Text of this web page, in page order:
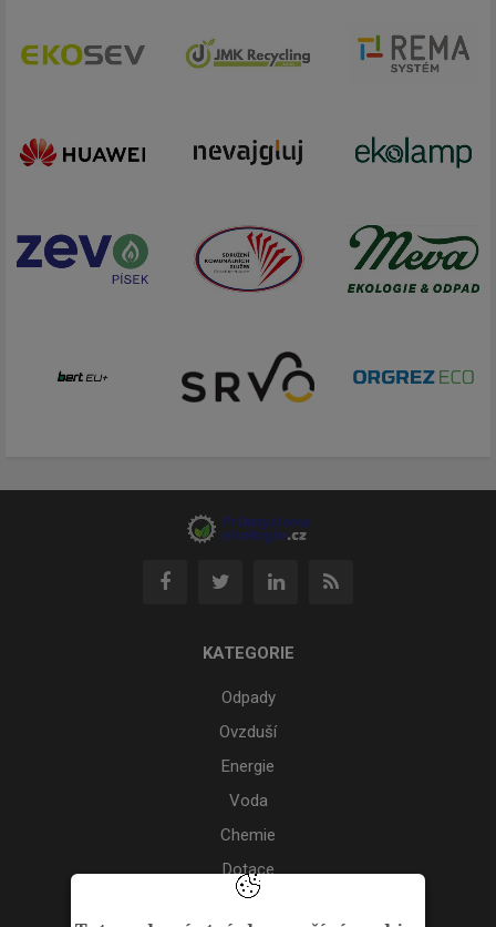
KATEGORIE
Odpady
Ovzduší
Energie
Voda
Chemie
Dotace
Akce